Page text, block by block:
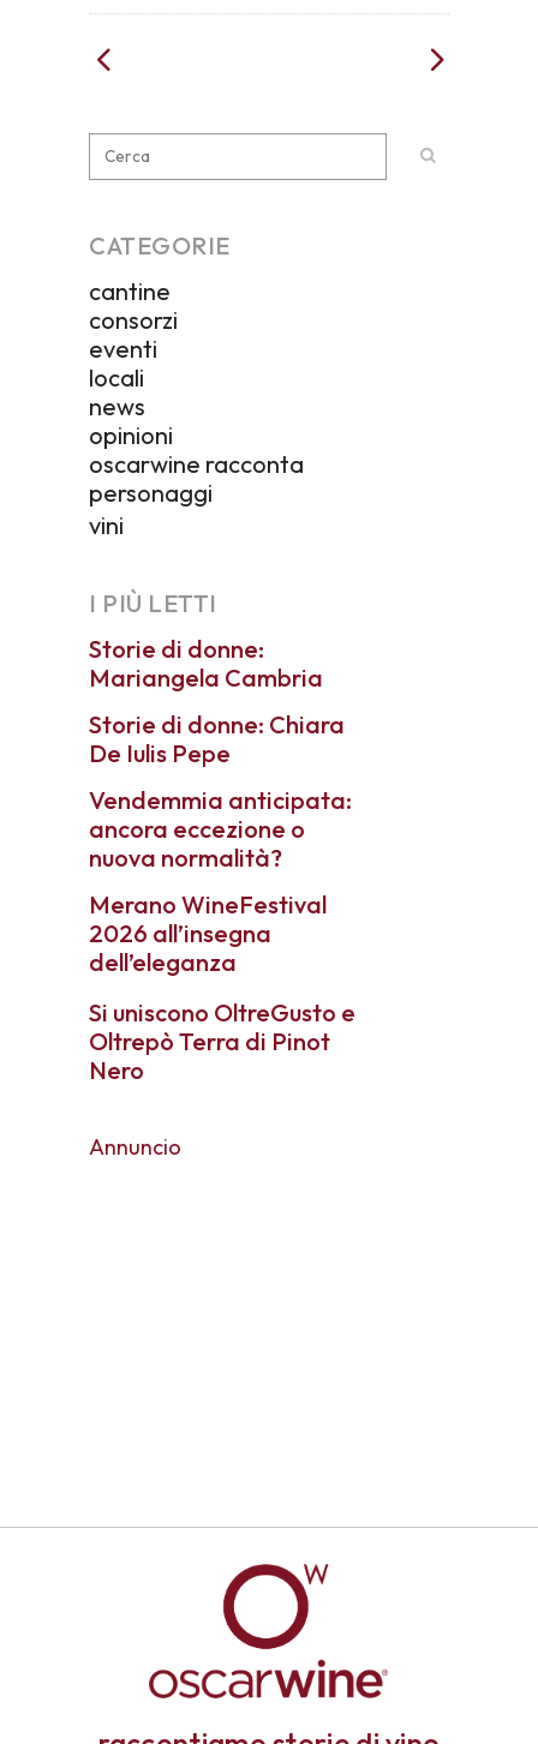
CATEGORIE
cantine
consorzi
eventi
locali
news
opinioni
oscarwine racconta
personaggi
vini
I PIÙ LETTI
Storie di donne:
Mariangela Cambria
Storie di donne: Chiara
De Iulis Pepe
Vendemmia anticipata:
ancora eccezione o
nuova normalità?
Merano WineFestival
2026 all’insegna
dell’eleganza
Si uniscono OltreGusto e
Oltrepò Terra di Pinot
Nero
Annuncio